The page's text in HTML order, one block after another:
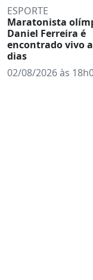
ESPORTE
Maratonista
Daniel Ferreira é
encontrado vivo
dias
02/08/2026 às